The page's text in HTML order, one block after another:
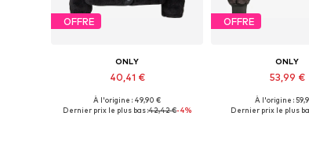
OFFRE
ONLY
40,41 €
Tailles disponibles: XS, S, M, L, XL
À l'origine : 49,90 €
Dernier prix le plus bas :42,42 €-4%
OFFRE
ONLY
53,99 €
Disponible en
À l'origine :
Dernier prix le plus